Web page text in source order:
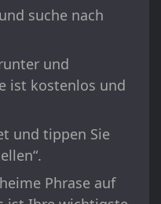
suche nach
und
ist kostenlos und
und tippen Sie
Phrase auf